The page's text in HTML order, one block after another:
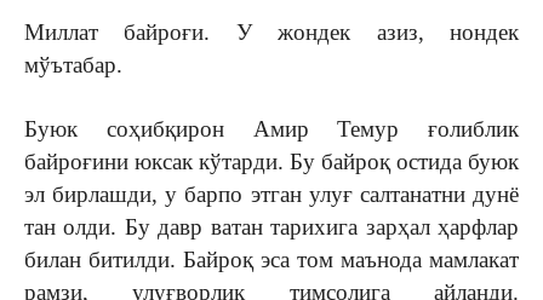
Миллат байроғи. У жондек азиз, нондек
мўътабар.
Буюк соҳибқирон Амир Темур ғолиблик
байроғини юксак кўтарди. Бу байроқ остида буюк
эл бирлашди, у барпо этган улуғ салтанатни дунё
тан олди. Бу давр ватан тарихига зарҳал ҳарфлар
билан битилди. Байроқ эса том маънода мамлакат
рамзи, улуғворлик тимсолига айланди.